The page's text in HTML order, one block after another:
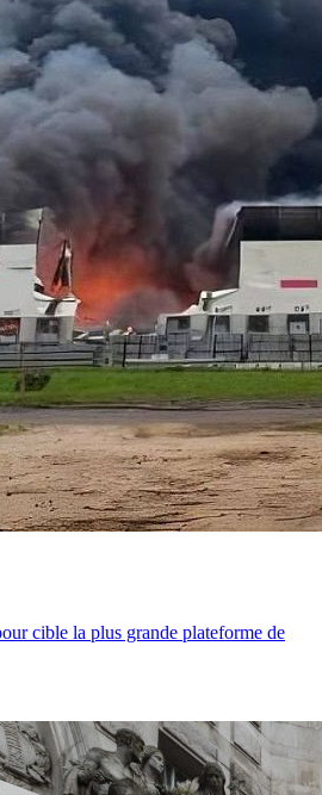
cible la plus grande plateforme de